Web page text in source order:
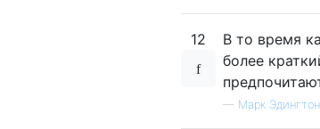
12
В то время
более
— Марк Эдингтон